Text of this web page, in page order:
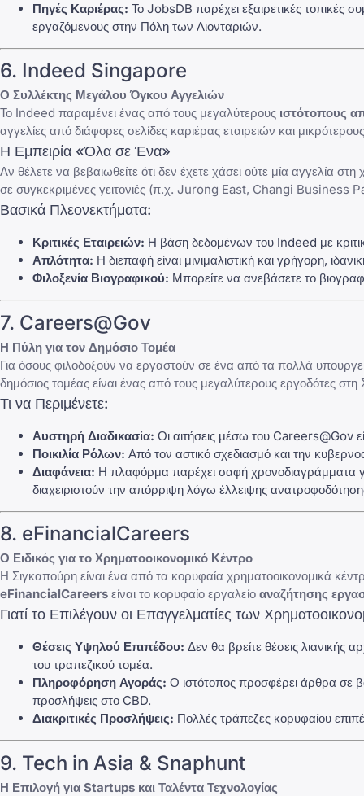
Πηγές Καριέρας: Το JobsDB παρέχει εξαιρετικές
εργαζόμενους στην Πόλη των Λιονταριών.
6. Indeed Singapore
Ο Συλλέκτης Μεγάλου Όγκου Αγγελιών
Το Indeed παραμένει ένας από τους μεγαλύτερους ιστότοπους
αγγελίες από διάφορες σελίδες καριέρας εταιρειών και
Η Εμπειρία «Όλα σε Ένα»
Αν θέλετε να βεβαιωθείτε ότι δεν έχετε χάσει ούτε μία αγγελία
σε συγκεκριμένες γειτονιές (π.χ. Jurong East, Changi Business
Βασικά Πλεονεκτήματα:
Κριτικές Εταιρειών: Η βάση δεδομένων του Indeed με
Απλότητα: Η διεπαφή είναι μινιμαλιστική και γρήγορη,
Φιλοξενία Βιογραφικού: Μπορείτε να ανεβάσετε το
7. Careers@Gov
Η Πύλη για τον Δημόσιο Τομέα
Για όσους φιλοδοξούν να εργαστούν σε ένα από τα πολλά
δημόσιος τομέας είναι ένας από τους μεγαλύτερους εργοδότες
Τι να Περιμένετε:
Αυστηρή Διαδικασία: Οι αιτήσεις μέσω του Careers@Gov
Ποικιλία Ρόλων: Από τον αστικό σχεδιασμό και την
Διαφάνεια: Η πλαφόρμα παρέχει σαφή χρονοδιαγράμματα
διαχειριστούν την απόρριψη λόγω έλλειψης
8. eFinancialCareers
Ο Ειδικός για το Χρηματοοικονομικό Κέντρο
Η Σιγκαπούρη είναι ένα από τα κορυφαία χρηματοοικονομικά
eFinancialCareers είναι το κορυφαίο εργαλείο αναζήτησης
Γιατί το Επιλέγουν οι Επαγγελματίες των
Θέσεις Υψηλού Επιπέδου: Δεν θα βρείτε θέσεις λιανικής
του τραπεζικού τομέα.
Πληροφόρηση Αγοράς: Ο ιστότοπος προσφέρει άρθρα σε
προσλήψεις στο CBD.
Διακριτικές Προσλήψεις: Πολλές τράπεζες κορυφαίου
9. Tech in Asia & Snaphunt
Η Επιλογή για Startups και Ταλέντα Τεχνολογίας